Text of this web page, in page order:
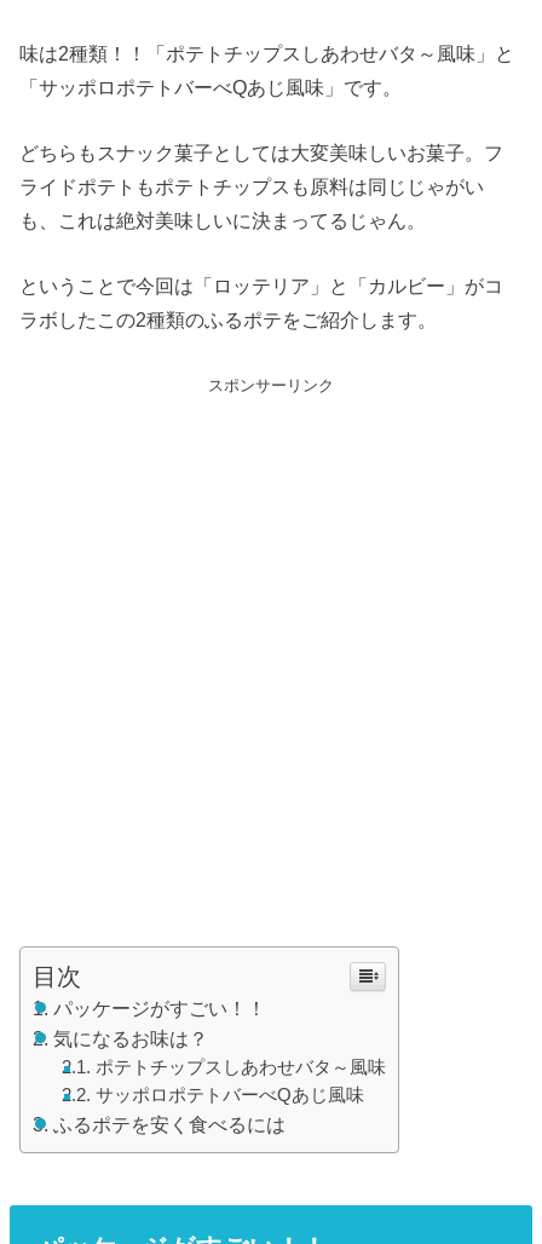
味は2種類！！「ポテトチップスしあわせバタ～風味」と
「サッポロポテトバーべQあじ風味」です。
どちらもスナック菓子としては大変美味しいお菓子。フ
ライドポテトもポテトチップスも原料は同じじゃがい
も、これは絶対美味しいに決まってるじゃん。
ということで今回は「ロッテリア」と「カルビー」がコ
ラボしたこの2種類のふるポテをご紹介します。
スポンサーリンク
目次
パッケージがすごい！！
気になるお味は？
ポテトチップスしあわせバタ～風味
サッポロポテトバーべQあじ風味
ふるポテを安く食べるには